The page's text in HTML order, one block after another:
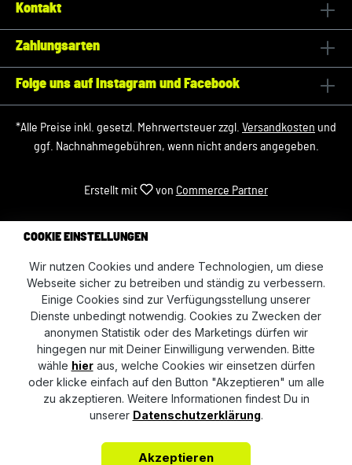
Kontakt
Zahlungsarten
Folge uns auf Instagram und Facebook
*Alle Preise inkl. gesetzl. Mehrwertsteuer zzgl. Versandkosten und
ggf. Nachnahmegebühren, wenn nicht anders angegeben.
Erstellt mit von Commerce Partner
COOKIE EINSTELLUNGEN
Wir nutzen Cookies und andere Technologien, um diese
Webseite sicher zu betreiben und ständig zu verbessern.
Einige Cookies sind zur Verfügungsstellung unserer
Dienste unbedingt notwendig. Cookies zu Zwecken der
anonymen Statistik oder des Marketings dürfen wir
hingegen nur mit Deiner Einwilligung verwenden. Bitte
wähle hieraus, welche Cookies wir einsetzen dürfen
oder klicke einfach auf den Button "Akzeptieren" um alle
zu akzeptieren. Weitere Informationen findest Du in
unserer Datenschutzerklärung.
Akzeptieren